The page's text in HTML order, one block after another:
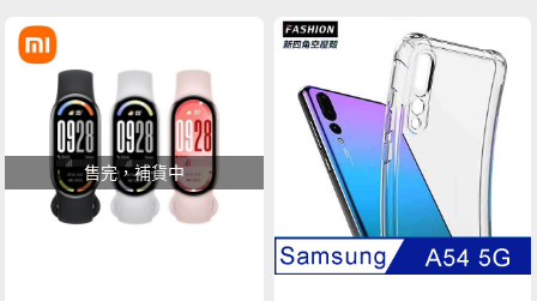
售完，補貨中